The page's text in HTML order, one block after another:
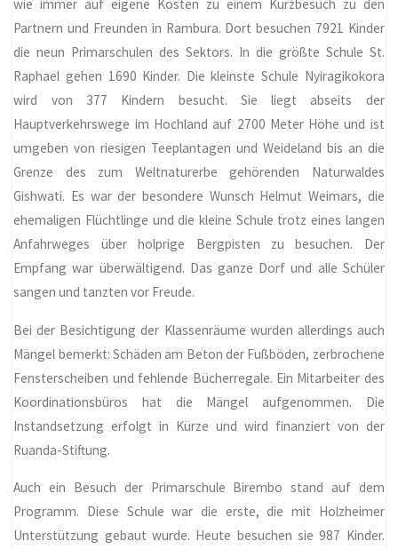
wie immer auf eigene Kosten zu einem Kurzbesuch zu den
Partnern und Freunden in Rambura. Dort besuchen 7921 Kinder
die neun Primarschulen des Sektors. In die größte Schule St.
Raphael gehen 1690 Kinder. Die kleinste Schule Nyiragikokora
wird von 377 Kindern besucht. Sie liegt abseits der
Hauptverkehrswege im Hochland auf 2700 Meter Höhe und ist
umgeben von riesigen Teeplantagen und Weideland bis an die
Grenze des zum Weltnaturerbe gehörenden Naturwaldes
Gishwati. Es war der besondere Wunsch Helmut Weimars, die
ehemaligen Flüchtlinge und die kleine Schule trotz eines langen
Anfahrweges über holprige Bergpisten zu besuchen. Der
Empfang war überwältigend. Das ganze Dorf und alle Schüler
sangen und tanzten vor Freude.
Bei der Besichtigung der Klassenräume wurden allerdings auch
Mängel bemerkt: Schäden am Beton der Fußböden, zerbrochene
Fensterscheiben und fehlende Bücherregale. Ein Mitarbeiter des
Koordinationsbüros hat die Mängel aufgenommen. Die
Instandsetzung erfolgt in Kürze und wird finanziert von der
Ruanda-Stiftung.
Auch ein Besuch der Primarschule Birembo stand auf dem
Programm. Diese Schule war die erste, die mit Holzheimer
Unterstützung gebaut wurde. Heute besuchen sie 987 Kinder.